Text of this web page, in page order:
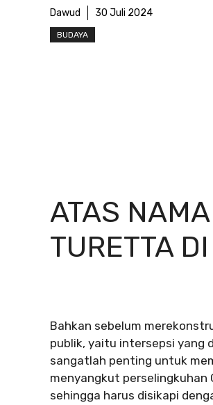
Dawud 30 Juli 2024
BUDAYA
ATAS
TURETTA
Bahkan sebelum
publik, yaitu intersepsi yang
sangatlah penting untuk
menyangkut perselingkuhan
sehingga harus disikapi